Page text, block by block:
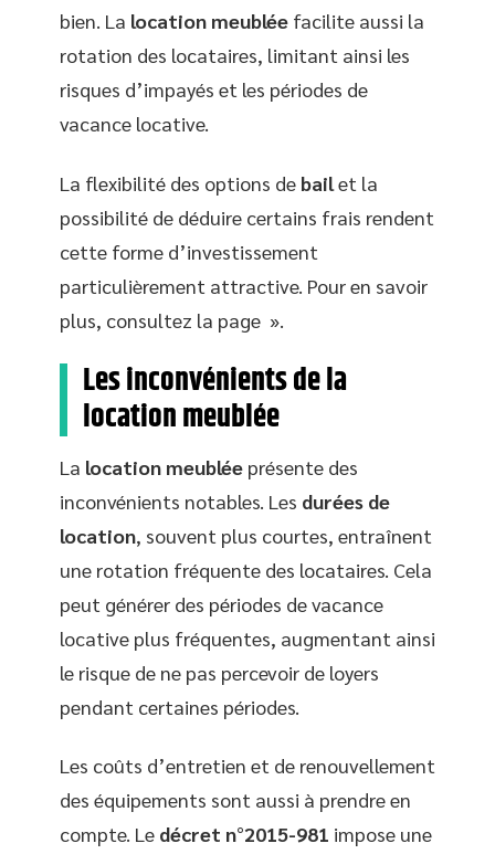
bien. La location meublée facilite aussi la
rotation des locataires, limitant ainsi les
risques d’impayés et les périodes de
vacance locative.
La flexibilité des options de bail et la
possibilité de déduire certains frais rendent
cette forme d’investissement
particulièrement attractive. Pour en savoir
plus, consultez la page ».
Les inconvénients de la
location meublée
La location meublée présente des
inconvénients notables. Les durées de
location, souvent plus courtes, entraînent
une rotation fréquente des locataires. Cela
peut générer des périodes de vacance
locative plus fréquentes, augmentant ainsi
le risque de ne pas percevoir de loyers
pendant certaines périodes.
Les coûts d’entretien et de renouvellement
des équipements sont aussi à prendre en
compte. Le décret n°2015-981 impose une